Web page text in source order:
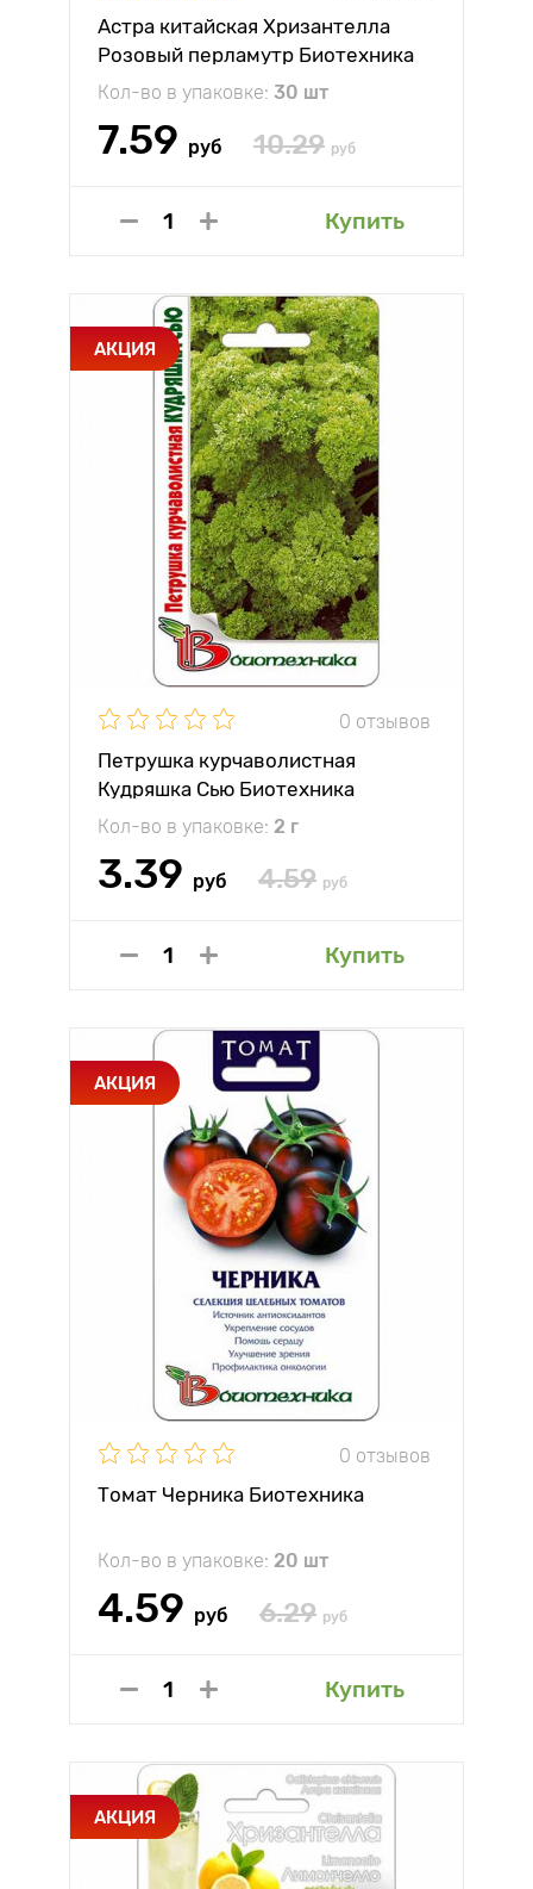
Астра китайская Хризантелла
Розовый перламутр Биотехника
Кол-во в упаковке: 30 шт
7.59 руб 10.29 руб
Купить
АКЦИЯ
0 отзывов
Петрушка курчаволистная
Кудряшка Сью Биотехника
Кол-во в упаковке: 2 г
3.39 руб 4.59 руб
Купить
АКЦИЯ
0 отзывов
Томат Черника Биотехника
Кол-во в упаковке: 20 шт
4.59 руб 6.29 руб
Купить
АКЦИЯ